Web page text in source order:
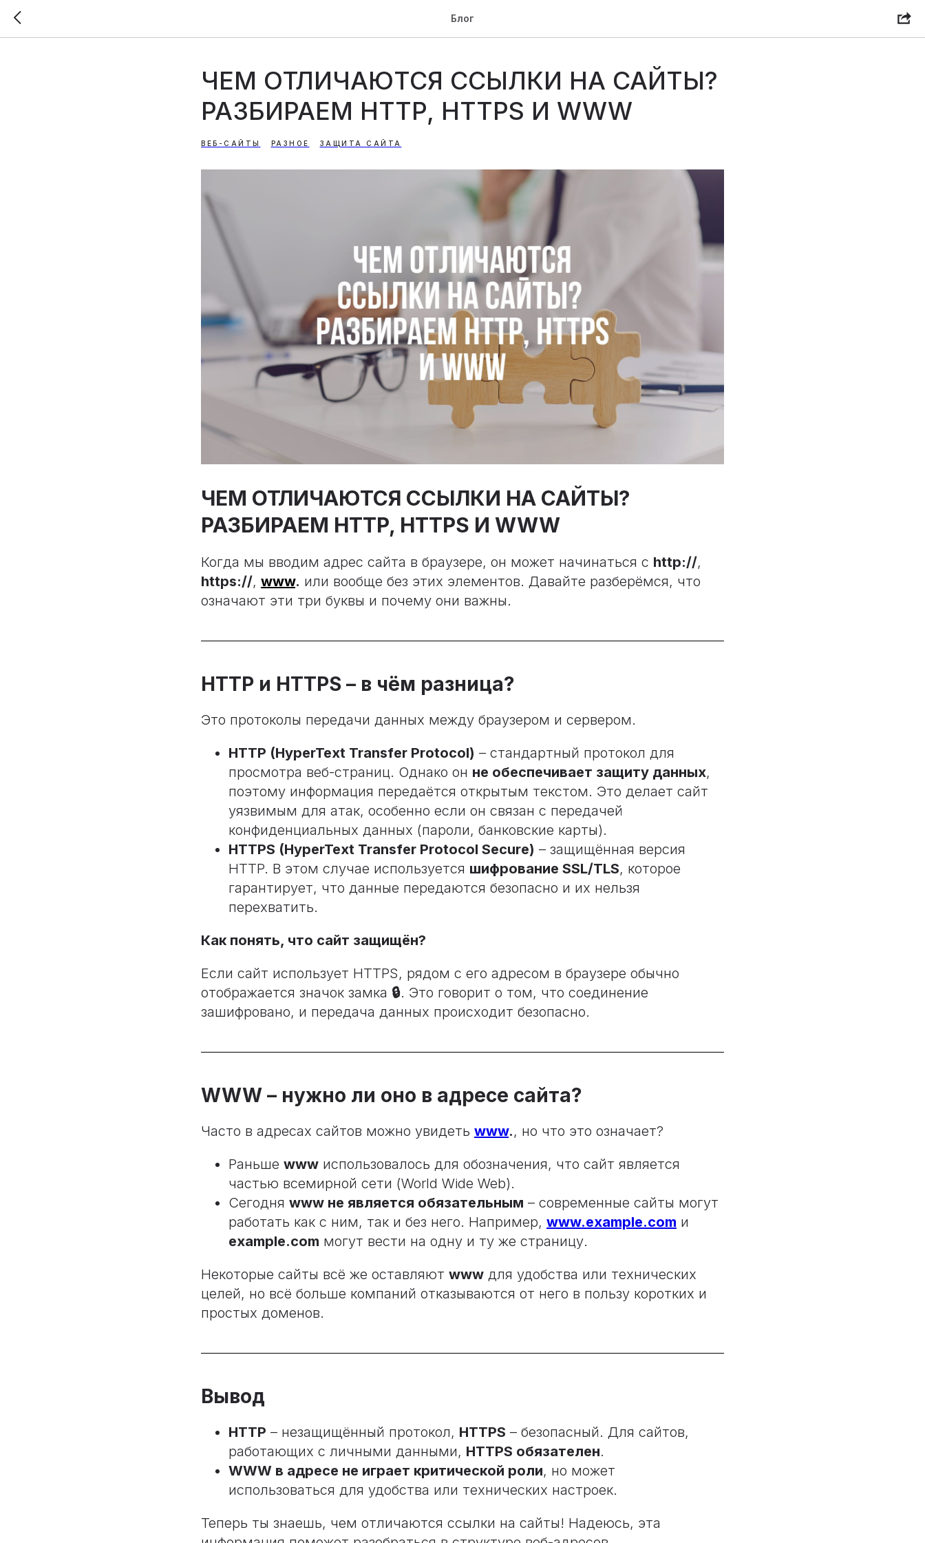
Блог
ЧЕМ ОТЛИЧАЮТСЯ ССЫЛКИ НА САЙТЫ?
РАЗБИРАЕМ HTTP, HTTPS И WWW
ВЕБ-САЙТЫ РАЗНОЕ ЗАЩИТА САЙТА
ЧЕМ ОТЛИЧАЮТСЯ ССЫЛКИ НА САЙТЫ?
РАЗБИРАЕМ HTTP, HTTPS И WWW
Когда мы вводим адрес сайта в браузере, он может начинаться с http://,
https://, www. или вообще без этих элементов. Давайте разберёмся, что
означают эти три буквы и почему они важны.
HTTP и HTTPS – в чём разница?
Это протоколы передачи данных между браузером и сервером.
HTTP (HyperText Transfer Protocol) – стандартный протокол для
просмотра веб-страниц. Однако он не обеспечивает защиту данных,
поэтому информация передаётся открытым текстом. Это делает сайт
уязвимым для атак, особенно если он связан с передачей
конфиденциальных данных (пароли, банковские карты).
HTTPS (HyperText Transfer Protocol Secure) – защищённая версия
HTTP. В этом случае используется шифрование SSL/TLS, которое
гарантирует, что данные передаются безопасно и их нельзя
перехватить.
Как понять, что сайт защищён?
Если сайт использует HTTPS, рядом с его адресом в браузере обычно
отображается значок замка 🔒. Это говорит о том, что соединение
зашифровано, и передача данных происходит безопасно.
WWW – нужно ли оно в адресе сайта?
Часто в адресах сайтов можно увидеть www., но что это означает?
Раньше www использовалось для обозначения, что сайт является
частью всемирной сети (World Wide Web).
Сегодня www не является обязательным – современные сайты могут
работать как с ним, так и без него. Например, www.example.com и
example.com могут вести на одну и ту же страницу.
Некоторые сайты всё же оставляют www для удобства или технических
целей, но всё больше компаний отказываются от него в пользу коротких и
простых доменов.
Вывод
HTTP – незащищённый протокол, HTTPS – безопасный. Для сайтов,
работающих с личными данными, HTTPS обязателен.
WWW в адресе не играет критической роли, но может
использоваться для удобства или технических настроек.
Теперь ты знаешь, чем отличаются ссылки на сайты! Надеюсь, эта